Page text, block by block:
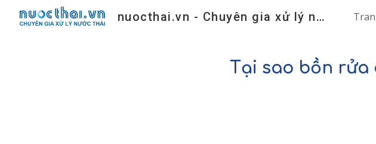
Skip to main content
nuocthai.vn - Chuyên gia xử lý nước thải
Tại sao bồn rửa